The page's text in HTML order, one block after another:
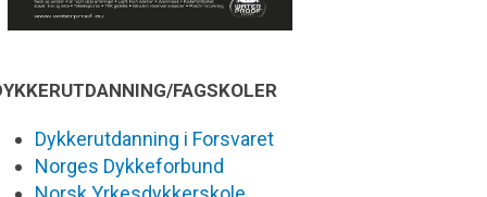
FAGSKOLER
Dykkerutdanning i Forsvaret
Norges Dykkeforbund